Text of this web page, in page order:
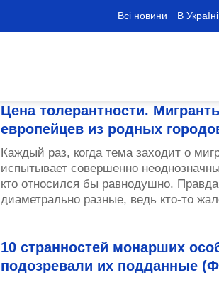
Всі новини В УкраЇні
Цена толерантности.
европейцев из родных
Каждый раз, когда тема заходит о
испытывает совершенно
кто относился бы равнодушно.
диаметрально разные, ведь кто-то
10 странностей монарших
подозревали их подданные